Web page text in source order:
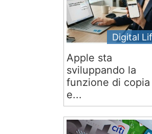
Digital
Apple sta
sviluppando la
funzione di copia
e...